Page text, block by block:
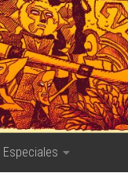
Especiales